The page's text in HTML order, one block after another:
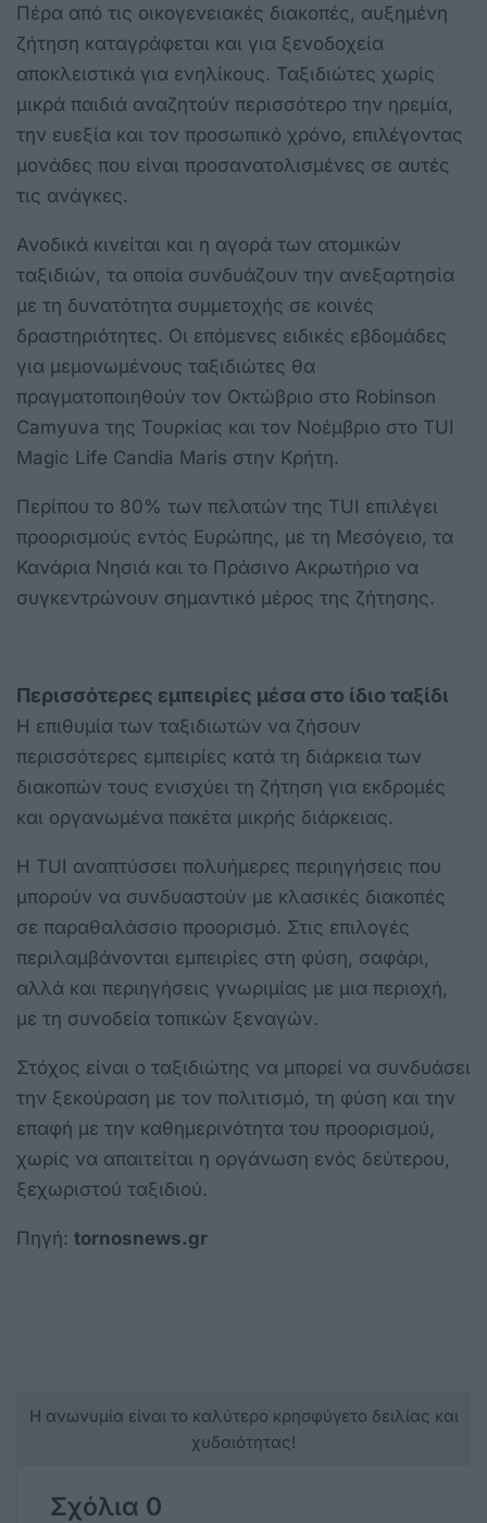
Πέρα από τις οικογενειακές διακοπές, αυξημένη
ζήτηση καταγράφεται και για ξενοδοχεία
αποκλειστικά για ενηλίκους. Ταξιδιώτες χωρίς
μικρά παιδιά αναζητούν περισσότερο την ηρεμία,
την ευεξία και τον προσωπικό χρόνο, επιλέγοντας
μονάδες που είναι προσανατολισμένες σε αυτές
τις ανάγκες.
Ανοδικά κινείται και η αγορά των ατομικών
ταξιδιών, τα οποία συνδυάζουν την ανεξαρτησία
με τη δυνατότητα συμμετοχής σε κοινές
δραστηριότητες. Οι επόμενες ειδικές εβδομάδες
για μεμονωμένους ταξιδιώτες θα
πραγματοποιηθούν τον Οκτώβριο στο Robinson
Camyuva της Τουρκίας και τον Νοέμβριο στο TUI
Magic Life Candia Maris στην Κρήτη.
Περίπου το 80% των πελατών της TUI επιλέγει
προορισμούς εντός Ευρώπης, με τη Μεσόγειο, τα
Κανάρια Νησιά και το Πράσινο Ακρωτήριο να
συγκεντρώνουν σημαντικό μέρος της ζήτησης.
Περισσότερες εμπειρίες μέσα στο ίδιο ταξίδι
Η επιθυμία των ταξιδιωτών να ζήσουν
περισσότερες εμπειρίες κατά τη διάρκεια των
διακοπών τους ενισχύει τη ζήτηση για εκδρομές
και οργανωμένα πακέτα μικρής διάρκειας.
Η TUI αναπτύσσει πολυήμερες περιηγήσεις που
μπορούν να συνδυαστούν με κλασικές διακοπές
σε παραθαλάσσιο προορισμό. Στις επιλογές
περιλαμβάνονται εμπειρίες στη φύση, σαφάρι,
αλλά και περιηγήσεις γνωριμίας με μια περιοχή,
με τη συνοδεία τοπικών ξεναγών.
Στόχος είναι ο ταξιδιώτης να μπορεί να συνδυάσει
την ξεκούραση με τον πολιτισμό, τη φύση και την
επαφή με την καθημερινότητα του προορισμού,
χωρίς να απαιτείται η οργάνωση ενός δεύτερου,
ξεχωριστού ταξιδιού.
Πηγή: tornosnews.gr
Η ανωνυμία είναι το καλύτερο κρησφύγετο δειλίας και
χυδαιότητας!
Σχόλια 0